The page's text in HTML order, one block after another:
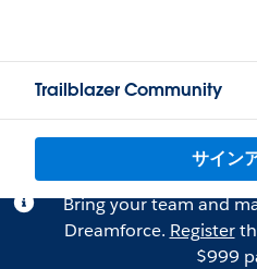
Trailblazer Community
サイン
Bring your team and
Dreamforce. Register
$999